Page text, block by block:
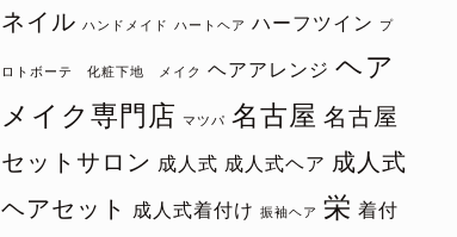
ネイル ハンドメイド ハートヘア ハーフツイン プ
ロトボーテ 化粧下地 メイク ヘアアレンジ ヘア
メイク専門店 マツパ 名古屋 名古屋
セットサロン 成人式 成人式ヘア 成人式
ヘアセット
成人式着付け 振袖ヘア 栄 着付